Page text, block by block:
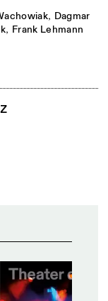
, Dagmar
, Frank Lehmann